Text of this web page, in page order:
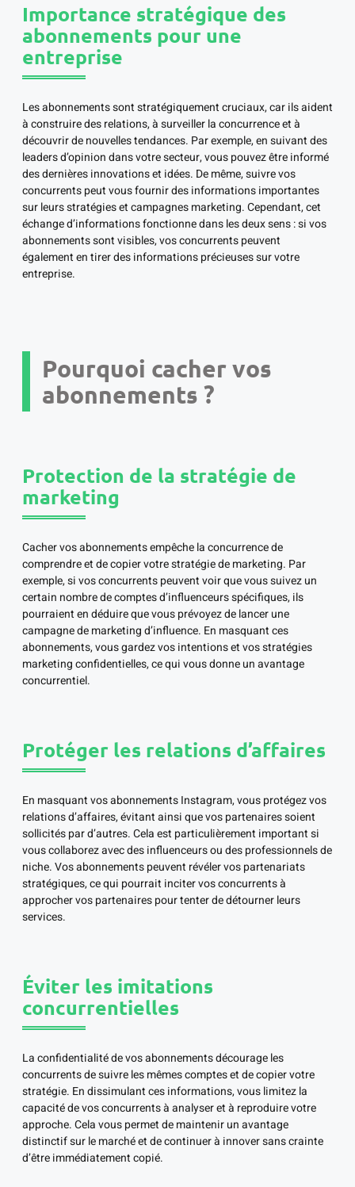
Importance stratégique des
abonnements pour une
entreprise
Les abonnements sont stratégiquement cruciaux, car ils aident
à construire des relations, à surveiller la concurrence et à
découvrir de nouvelles tendances. Par exemple, en suivant des
leaders d’opinion dans votre secteur, vous pouvez être informé
des dernières innovations et idées. De même, suivre vos
concurrents peut vous fournir des informations importantes
sur leurs stratégies et campagnes marketing. Cependant, cet
échange d’informations fonctionne dans les deux sens : si vos
abonnements sont visibles, vos concurrents peuvent
également en tirer des informations précieuses sur votre
entreprise.
Pourquoi cacher vos
abonnements ?
Protection de la stratégie de
marketing
Cacher vos abonnements empêche la concurrence de
comprendre et de copier votre stratégie de marketing. Par
exemple, si vos concurrents peuvent voir que vous suivez un
certain nombre de comptes d’influenceurs spécifiques, ils
pourraient en déduire que vous prévoyez de lancer une
campagne de marketing d’influence. En masquant ces
abonnements, vous gardez vos intentions et vos stratégies
marketing confidentielles, ce qui vous donne un avantage
concurrentiel.
Protéger les relations d’affaires
En masquant vos abonnements Instagram, vous protégez vos
relations d’affaires, évitant ainsi que vos partenaires soient
sollicités par d’autres. Cela est particulièrement important si
vous collaborez avec des influenceurs ou des professionnels de
niche. Vos abonnements peuvent révéler vos partenariats
stratégiques, ce qui pourrait inciter vos concurrents à
approcher vos partenaires pour tenter de détourner leurs
services.
Éviter les imitations
concurrentielles
La confidentialité de vos abonnements décourage les
concurrents de suivre les mêmes comptes et de copier votre
stratégie. En dissimulant ces informations, vous limitez la
capacité de vos concurrents à analyser et à reproduire votre
approche. Cela vous permet de maintenir un avantage
distinctif sur le marché et de continuer à innover sans crainte
d’être immédiatement copié.